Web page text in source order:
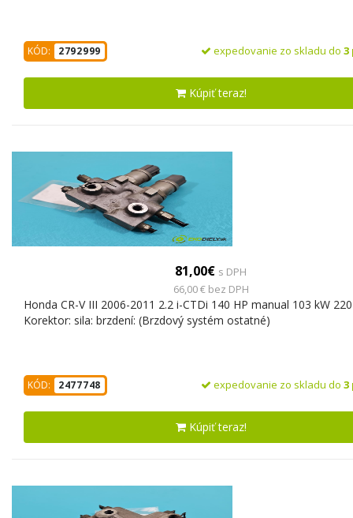
KÓD: 2792999 expedovanie zo skladu do 3
Kúpiť teraz!
81,00€ s DPH
66,00 € bez DPH
Honda CR-V III 2006-2011 2.2 i-CTDi 140 HP manual 103 kW
Korektor: sila: brzdení: (Brzdový systém ostatné)
KÓD: 2477748 expedovanie zo skladu do 3
Kúpiť teraz!